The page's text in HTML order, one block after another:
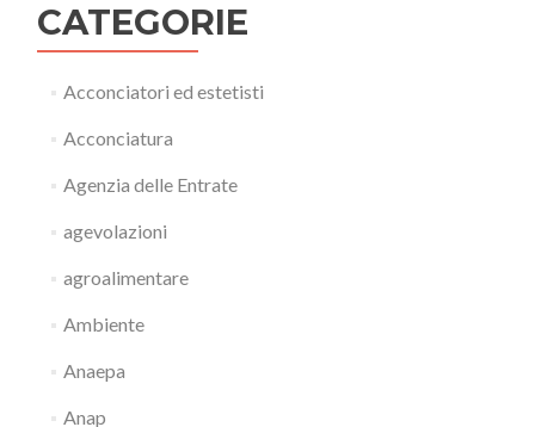
CATEGORIE
Acconciatori ed estetisti
Acconciatura
Agenzia delle Entrate
agevolazioni
agroalimentare
Ambiente
Anaepa
Anap